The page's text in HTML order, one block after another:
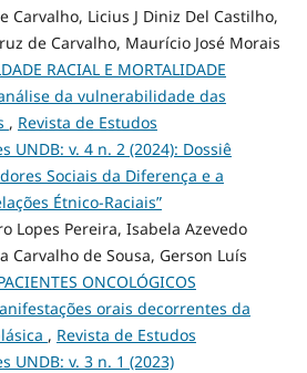
Carvalho, Licius J Diniz Del Castilho,
de Carvalho, Maurício José Morais
RACIAL E MORTALIDADE
da vulnerabilidade das
, Revista de Estudos
UNDB: v. 4 n. 2 (2024): Dossiê
Sociais da Diferença e a
Étnico-Raciais”
Lopes Pereira, Isabela Azevedo
Carvalho de Sousa, Gerson Luís
ONCOLÓGICOS
orais decorrentes da
, Revista de Estudos
UNDB: v. 3 n. 1 (2023)